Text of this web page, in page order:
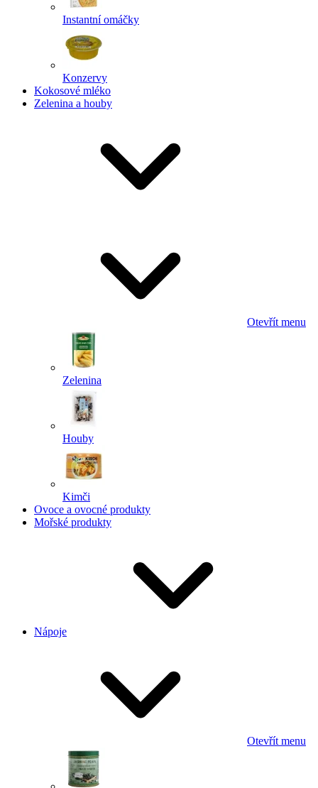
Instantní omáčky
Konzervy
Kokosové mléko
Zelenina a houby
Otevřít menu
Zelenina
Houby
Kimči
Ovoce a ovocné produkty
Mořské produkty
Nápoje
Otevřít menu